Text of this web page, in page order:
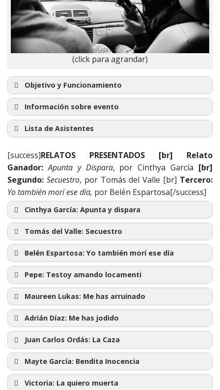
(click para agrandar)
Objetivo y Funcionamiento
Información sobre evento
Lista de Asistentes
Adrián Díaz (CBO)
Belén Espartosa (MU)
Begoña Munarriz (CB)
Cinthya García (CB)
David (MU)
Juan Carlos (CBO)
Juan Morell (MU)
Kristina FG (CB)
Miguel Ángel (MU)
Tomás del Valle (CB)
Susana Carbajales (MU)
Belén (MU)
Tianjing (CB)
Ileana (CB)
[success]RELATOS PRESENTADOS [br] Relato
Ganador: Apunta y Dispara, por Cinthya García [br]
Segundo: Secuestro, por Tomás del Valle [br] Tercero:
Yo también morí ese día, por Belén Espartosa[/success]
Cinthya García: Apunta y dispara
Apunta y dispara
Tomás del Valle: Secuestro
Secuestro
Belén Espartosa:Yo también morí ese día
Yo también morí ese día
Pepe: Testoy amando locamenti
Testoy amando locamenti
Maureen Lukas: Me has arruinado
Me has arruinado
Adrián Díaz: Me has jodido
Me has jodido
Juan Carlos Ordás: La Caza
La Caza
Mayte García: Bendita Inocencia
Bendita Inocencia
Victoria: La quiero muerta